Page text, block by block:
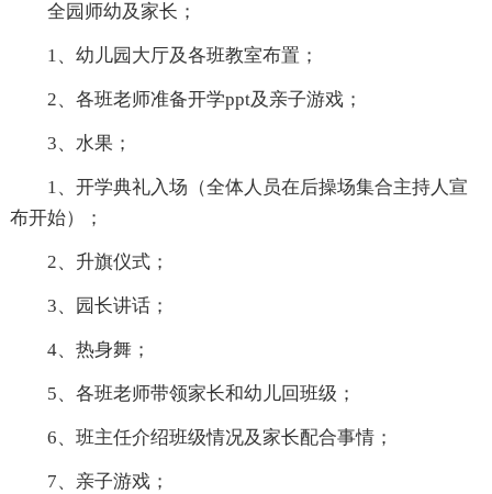
全园师幼及家长；
1、幼儿园大厅及各班教室布置；
2、各班老师准备开学ppt及亲子游戏；
3、水果；
1、开学典礼入场（全体人员在后操场集合主持人宣
布开始）；
2、升旗仪式；
3、园长讲话；
4、热身舞；
5、各班老师带领家长和幼儿回班级；
6、班主任介绍班级情况及家长配合事情；
7、亲子游戏；